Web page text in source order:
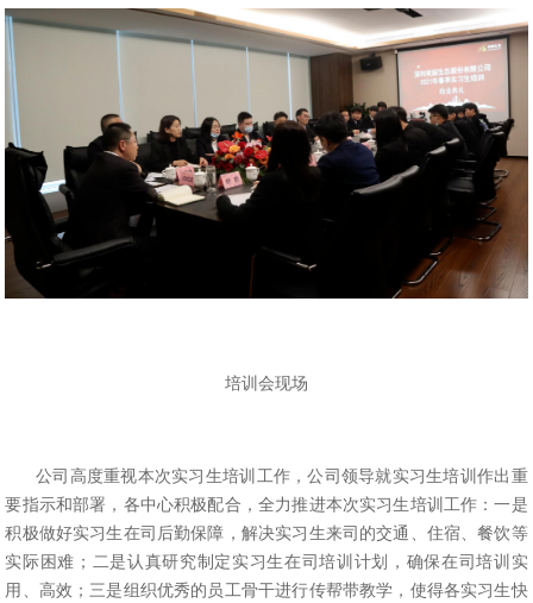
培训会现场
公司高度重视本次实习生培训工作，公司领导就实习生培训作出重
要指示和部署，各中心积极配合，全力推进本次实习生培训工作：一是
积极做好实习生在司后勤保障，解决实习生来司的交通、住宿、餐饮等
实际困难；二是认真研究制定实习生在司培训计划，确保在司培训实
用、高效；三是组织优秀的员工骨干进行传帮带教学，使得各实习生快